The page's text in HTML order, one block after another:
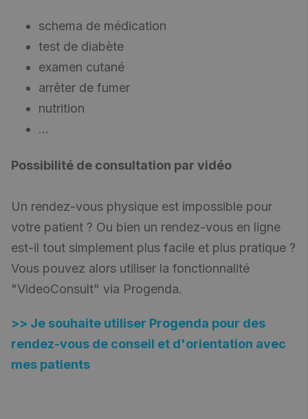
schema de médication
test de diabète
examen cutané
arrêter de fumer
nutrition
...
Possibilité de consultation par vidéo
Un rendez-vous physique est impossible pour
votre patient ? Ou bien un rendez-vous en ligne
est-il tout simplement plus facile et plus pratique ?
Vous pouvez alors utiliser la fonctionnalité
"VideoConsult" via Progenda.
>> Je souhaite utiliser Progenda pour des
rendez-vous de conseil et d'orientation avec
mes patients